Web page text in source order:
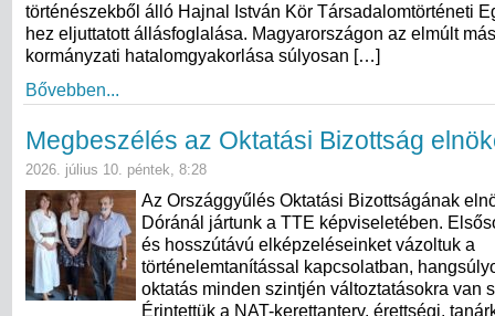
történészekből álló Hajnal István Kör Társadalomtörténeti
hez eljuttatott állásfoglalása. Magyarországon az elmúlt
kormányzati hatalomgyakorlása súlyosan […]
Bővebben...
Megbeszélés az Oktatási Bizottság
2026. július 10. péntek, 8:28
Az Országgyűlés Oktatási Bizottságának
Dóránál jártunk a TTE képviseletében.
és hosszútávú elképzeléseinket vázoltuk a
történelemtanítással kapcsolatban,
oktatás minden szintjén változtatásokra van
Érintettük a NAT-kerettanterv, érettségi,